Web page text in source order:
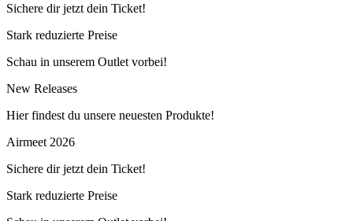
Sichere dir jetzt dein Ticket!
Stark reduzierte Preise
Schau in unserem Outlet vorbei!
New Releases
Hier findest du unsere neuesten Produkte!
Airmeet 2026
Sichere dir jetzt dein Ticket!
Stark reduzierte Preise